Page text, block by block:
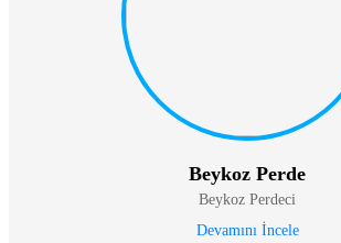
Beykoz Perde
Beykoz Perdeci
Devamını İncele